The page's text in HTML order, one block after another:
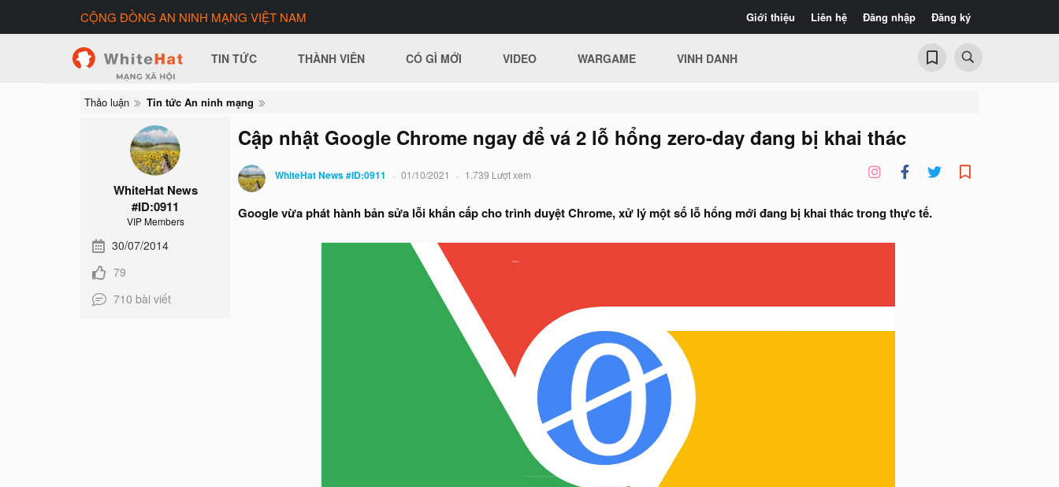
Giới thiệu Liên hệ Đăng nhập Đăng ký
CỘNG ĐỒNG AN NINH MẠNG VIỆT NAM
TIN TỨC THÀNH VIÊN CÓ GÌ MỚI VIDEO WARGAME VINH DANH
Thảo luận Tin tức An ninh mạng
WhiteHat News
#ID:0911
VIP Members
30/07/2014
79
710 bài viết
Cập nhật Google Chrome ngay để vá 2 lỗ hổng zero-day đang bị khai thác
WhiteHat News #ID:0911 01/10/2021 1.739 Lượt xem
Google vừa phát hành bản sửa lỗi khẩn cấp cho trình duyệt Chrome, xử lý một số lỗ hổng mới đang bị khai thác trong thực tế.